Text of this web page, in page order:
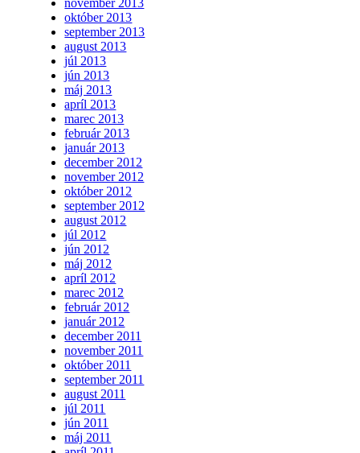
október 2013
september 2013
august 2013
júl 2013
jún 2013
máj 2013
apríl 2013
marec 2013
február 2013
január 2013
december 2012
november 2012
október 2012
september 2012
august 2012
júl 2012
jún 2012
máj 2012
apríl 2012
marec 2012
február 2012
január 2012
december 2011
november 2011
október 2011
september 2011
august 2011
júl 2011
jún 2011
máj 2011